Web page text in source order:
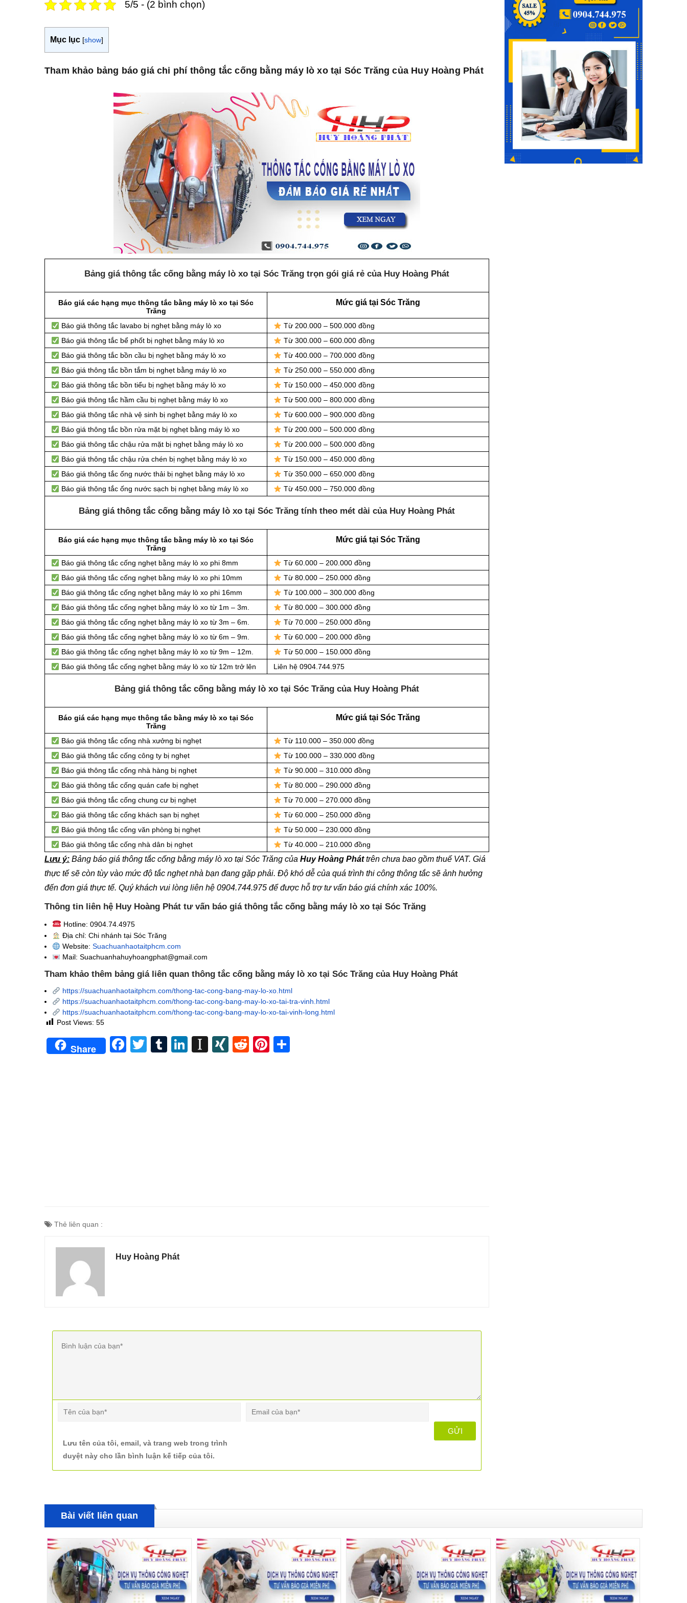
5/5 - (2 bình chọn)
Mục lục [show]
Tham khảo bảng báo giá chi phí thông tắc cống bằng máy lò xo tại Sóc Trăng của Huy Hoàng Phát
Bảng giá thông tắc cống bằng máy lò xo tại Sóc Trăng trọn gói giá rẻ của Huy Hoàng Phát
Báo giá các hạng mục thông tắc bằng máy lò xo tại Sóc
Trăng
Mức giá tại Sóc Trăng
Báo giá thông tắc lavabo bị nghẹt bằng máy lò xo
Từ 200.000 – 500.000 đồng
Báo giá thông tắc bể phốt bị nghẹt bằng máy lò xo
Từ 300.000 – 600.000 đồng
Báo giá thông tắc bồn cầu bị nghẹt bằng máy lò xo
Từ 400.000 – 700.000 đồng
Báo giá thông tắc bồn tắm bị nghẹt bằng máy lò xo
Từ 250.000 – 550.000 đồng
Báo giá thông tắc bồn tiểu bị nghẹt bằng máy lò xo
Từ 150.000 – 450.000 đồng
Báo giá thông tắc hầm cầu bị nghẹt bằng máy lò xo
Từ 500.000 – 800.000 đồng
Báo giá thông tắc nhà vệ sinh bị nghẹt bằng máy lò xo
Từ 600.000 – 900.000 đồng
Báo giá thông tắc bồn rửa mặt bị nghẹt bằng máy lò xo
Từ 200.000 – 500.000 đồng
Báo giá thông tắc chậu rửa mặt bị nghẹt bằng máy lò xo
Từ 200.000 – 500.000 đồng
Báo giá thông tắc chậu rửa chén bị nghẹt bằng máy lò xo
Từ 150.000 – 450.000 đồng
Báo giá thông tắc ống nước thải bị nghẹt bằng máy lò xo
Từ 350.000 – 650.000 đồng
Báo giá thông tắc ống nước sạch bị nghẹt bằng máy lò xo
Từ 450.000 – 750.000 đồng
Bảng giá thông tắc cống bằng máy lò xo tại Sóc Trăng tính theo mét dài của Huy Hoàng Phát
Báo giá các hạng mục thông tắc bằng máy lò xo tại Sóc
Trăng
Mức giá tại Sóc Trăng
Báo giá thông tắc cống nghẹt bằng máy lò xo phi 8mm
Từ 60.000 – 200.000 đồng
Báo giá thông tắc cống nghẹt bằng máy lò xo phi 10mm
Từ 80.000 – 250.000 đồng
Báo giá thông tắc cống nghẹt bằng máy lò xo phi 16mm
Từ 100.000 – 300.000 đồng
Báo giá thông tắc cống nghẹt bằng máy lò xo từ 1m – 3m.
Từ 80.000 – 300.000 đồng
Báo giá thông tắc cống nghẹt bằng máy lò xo từ 3m – 6m.
Từ 70.000 – 250.000 đồng
Báo giá thông tắc cống nghẹt bằng máy lò xo từ 6m – 9m.
Từ 60.000 – 200.000 đồng
Báo giá thông tắc cống nghẹt bằng máy lò xo từ 9m – 12m.
Từ 50.000 – 150.000 đồng
Báo giá thông tắc cống nghẹt bằng máy lò xo từ 12m trở lên Liên hệ 0904.744.975
Bảng giá thông tắc cống bằng máy lò xo tại Sóc Trăng của Huy Hoàng Phát
Báo giá các hạng mục thông tắc bằng máy lò xo tại Sóc
Trăng
Mức giá tại Sóc Trăng
Báo giá thông tắc cống nhà xưởng bị nghẹt
Từ 110.000 – 350.000 đồng
Báo giá thông tắc cống công ty bị nghẹt
Từ 100.000 – 330.000 đồng
Báo giá thông tắc cống nhà hàng bị nghẹt
Từ 90.000 – 310.000 đồng
Báo giá thông tắc cống quán cafe bị nghẹt
Từ 80.000 – 290.000 đồng
Báo giá thông tắc cống chung cư bị nghẹt
Từ 70.000 – 270.000 đồng
Báo giá thông tắc cống khách sạn bị nghẹt
Từ 60.000 – 250.000 đồng
Báo giá thông tắc cống văn phòng bị nghẹt
Từ 50.000 – 230.000 đồng
Báo giá thông tắc cống nhà dân bị nghẹt
Từ 40.000 – 210.000 đồng
Lưu ý: Bảng báo giá thông tắc cống bằng máy lò xo tại Sóc Trăng của Huy Hoàng Pháttrên chưa bao gồm thuế VAT. Giá
thực tế sẽ còn tùy vào mức độ tắc nghẹt nhà bạn đang gặp phải. Độ khó dễ của quá trình thi công thông tắc sẽ ảnh hưởng
đến đơn giá thực tế. Quý khách vui lòng liên hệ 0904.744.975 để được hỗ trợ tư vấn báo giá chính xác 100%.
Thông tin liên hệ Huy Hoàng Phát tư vấn báo giá thông tắc cống bằng máy lò xo tại Sóc Trăng
Hotline: 0904.74.4975
Địa chỉ: Chi nhánh tại Sóc Trăng
Website: Suachuanhaotaitphcm.com
Mail: Suachuanhahuyhoangphat@gmail.com
Tham khảo thêm bảng giá liên quan thông tắc cống bằng máy lò xo tại Sóc Trăng của Huy Hoàng Phát
https://suachuanhaotaitphcm.com/thong-tac-cong-bang-may-lo-xo.html
https://suachuanhaotaitphcm.com/thong-tac-cong-bang-may-lo-xo-tai-tra-vinh.html
https://suachuanhaotaitphcm.com/thong-tac-cong-bang-may-lo-xo-tai-vinh-long.html
Post Views: 55
Share Facebook
TwitterTumblrLinkedIn
Instapaper
XINGRedditPinterest
Thẻ liên quan :
Huy Hoàng Phát
Lưu tên của tôi, email, và trang web trong trình
duyệt này cho lần bình luận kế tiếp của tôi.
Bài viết liên quan